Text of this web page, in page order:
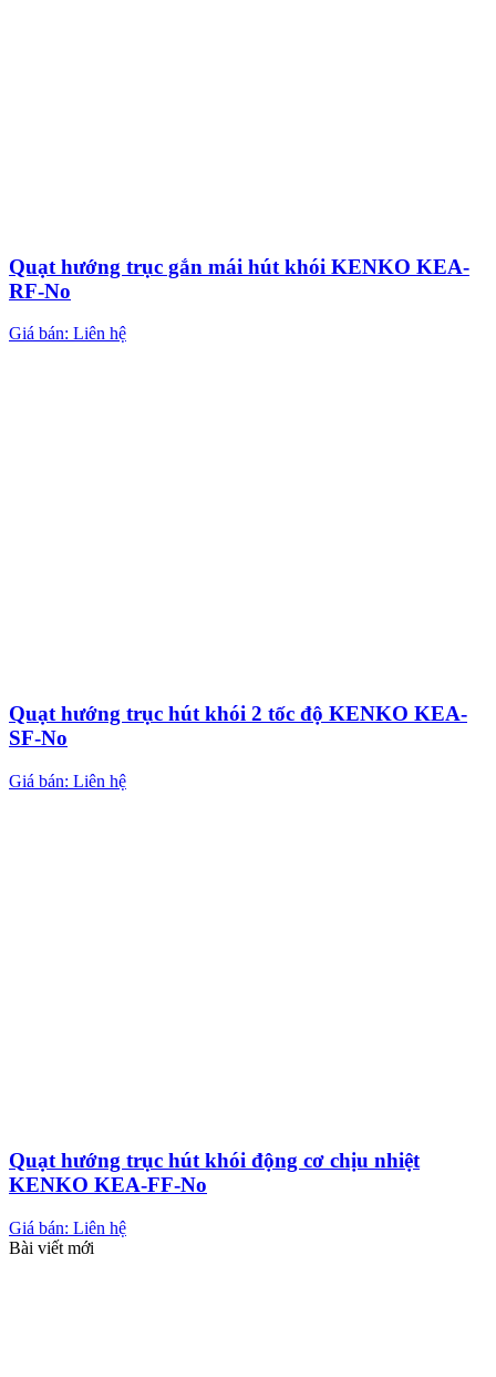
Quạt hướng trục gắn mái hút khói KENKO KEA-
RF-No
Giá bán: Liên hệ
Quạt hướng trục hút khói 2 tốc độ KENKO KEA-
SF-No
Giá bán: Liên hệ
Quạt hướng trục hút khói động cơ chịu nhiệt
KENKO KEA-FF-No
Giá bán: Liên hệ
Bài viết mới